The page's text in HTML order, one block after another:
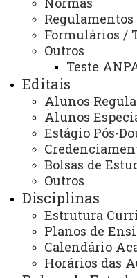
Regulamentos
Formulários /
Outros
Teste
Editais
Alunos
Alunos
Estágio Pós-
Bolsas de
Outros
Disciplinas
Estrutura
Planos de
Calendário
Horários das
Fabíola Graciele Besen
Geyziane Alyne da
Izadora Blanco Michalski
Jéssica Damian Luiz
Marcia Aparecida
Regiane de Oliveira
Suellen Najara da Silva
Vagner Diogo de Souza
TURMA 2022
Alessandra de Almeida
Annelise Torres da
Antônio Fernando
Daiane Bottega Bandini